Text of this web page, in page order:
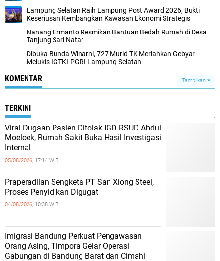
Lampung Selatan Raih Lampung Post Award 2026, Bukti
Keseriusan Kembangkan Kawasan Ekonomi Strategis
Nanang Ermanto Resmikan Bantuan Bedah Rumah di Desa
Tanjung Sari Natar
Dibuka Bunda Winarni, 727 Murid TK Meriahkan Gebyar
Melukis IGTKI-PGRI Lampung Selatan
KOMENTAR Tampilkan
TERKINI
Viral Dugaan Pasien Ditolak IGD RSUD Abdul
Moeloek, Rumah Sakit Buka Hasil Investigasi
Internal
05/08/2026, 17:14 WIB
Praperadilan Sengketa PT San Xiong Steel,
Proses Penyidikan Digugat
04/08/2026, 10:38 WIB
Imigrasi Bandung Perkuat Pengawasan
Orang Asing, Timpora Gelar Operasi
Gabungan di Bandung Barat dan Cimahi